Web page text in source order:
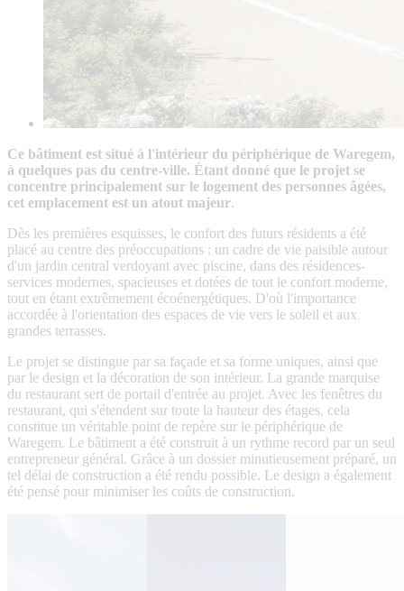
Ce bâtiment est situé à l'intérieur du périphérique de Waregem,
à quelques pas du centre-ville. Étant donné que le projet se
concentre principalement sur le logement des personnes âgées,
cet emplacement est un atout majeur.
Dès les premières esquisses, le confort des futurs résidents a été
placé au centre des préoccupations : un cadre de vie paisible autour
d'un jardin central verdoyant avec piscine, dans des résidences-
services modernes, spacieuses et dotées de tout le confort moderne,
tout en étant extrêmement écoénergétiques. D'où l'importance
accordée à l'orientation des espaces de vie vers le soleil et aux
grandes terrasses.
Le projet se distingue par sa façade et sa forme uniques, ainsi que
par le design et la décoration de son intérieur. La grande marquise
du restaurant sert de portail d'entrée au projet. Avec les fenêtres du
restaurant, qui s'étendent sur toute la hauteur des étages, cela
constitue un véritable point de repère sur le périphérique de
Waregem. Le bâtiment a été construit à un rythme record par un seul
entrepreneur général. Grâce à un dossier minutieusement préparé, un
tel délai de construction a été rendu possible. Le design a également
été pensé pour minimiser les coûts de construction.